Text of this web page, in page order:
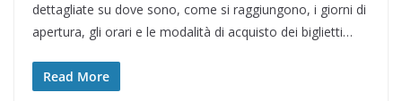
dettagliate su dove sono, come si raggiungono, i giorni di
apertura, gli orari e le modalità di acquisto dei biglietti…
Read More